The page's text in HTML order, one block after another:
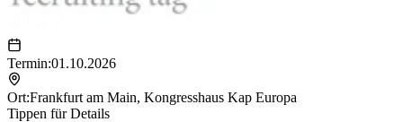
Termin:01.10.2026
Ort:Frankfurt am Main, Kongresshaus Kap Europa
Tippen für Details